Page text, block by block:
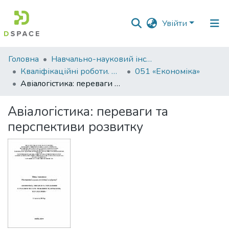
Увійти
Фонди
та
зібрання
Статистика
Головна
Навчально-науковий інститут економіки, управління, права та інформаційних технологій
Кваліфікаційні роботи. ННІ економіки, управління, права та ІТ
051 «Економіка»
Авіалогістика: переваги та перспективи розвитку
Авіалогістика: переваги та
перспективи розвитку